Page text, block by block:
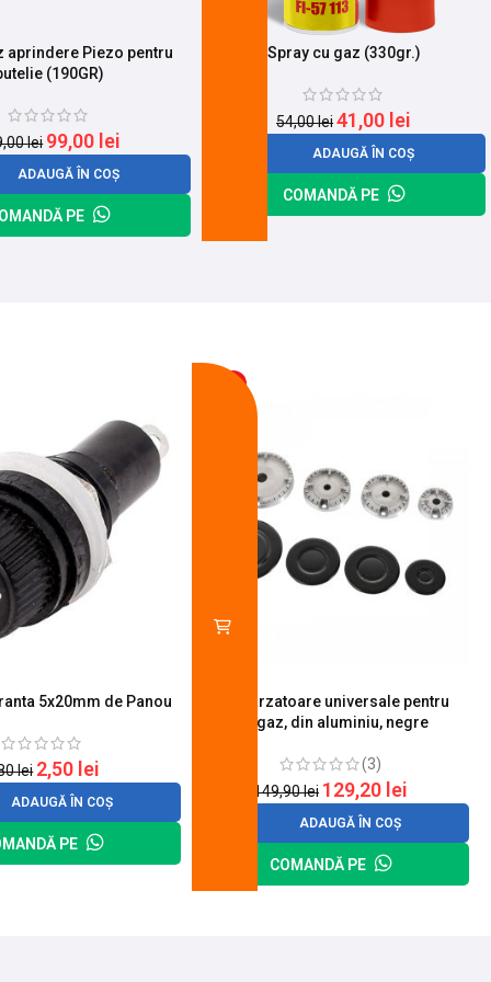
aprindere Piezo pentru
(190GR)
lei 99,00 lei
ADAUGĂ ÎN COȘ
PE
Spray cu gaz (330gr.)
54,00lei41,00 lei
ADAUGĂ ÎN COȘ
COMANDĂ PE
5x20mm de Panou
lei 2,50 lei
ADAUGĂ ÎN COȘ
PE
Set 4 arzatoare universale pentru
aragaz, din aluminiu, negre
(3)
149,90lei 129,20 lei
ADAUGĂ ÎN COȘ
COMANDĂ PE